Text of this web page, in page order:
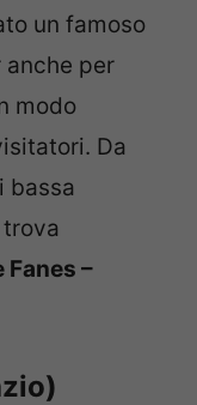
un famoso
per
modo
Da
bassa
Fanes –